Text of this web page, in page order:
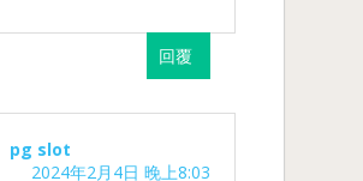
回覆
pg slot
2024年2月4日 晚上8:03